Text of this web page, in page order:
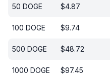
50 DOGE $4.87
100 DOGE $9.74
500 DOGE $48.72
1000 DOGE $97.45